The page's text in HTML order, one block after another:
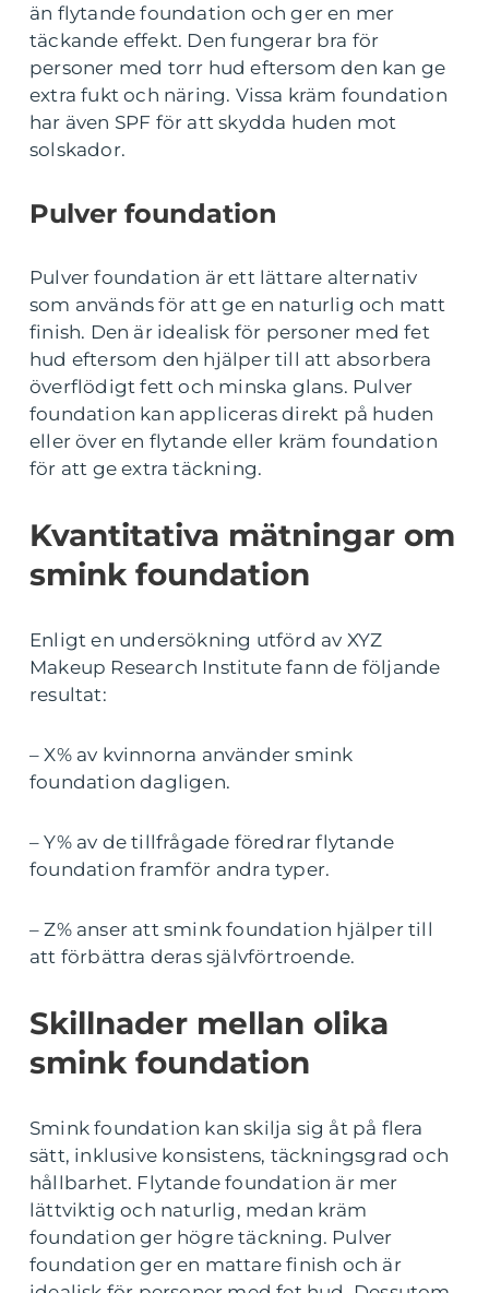
än flytande foundation och ger en mer
täckande effekt. Den fungerar bra för
personer med torr hud eftersom den kan ge
extra fukt och näring. Vissa kräm foundation
har även SPF för att skydda huden mot
solskador.
Pulver foundation
Pulver foundation är ett lättare alternativ
som används för att ge en naturlig och matt
finish. Den är idealisk för personer med fet
hud eftersom den hjälper till att absorbera
överflödigt fett och minska glans. Pulver
foundation kan appliceras direkt på huden
eller över en flytande eller kräm foundation
för att ge extra täckning.
Kvantitativa mätningar om
smink foundation
Enligt en undersökning utförd av XYZ
Makeup Research Institute fann de följande
resultat:
– X% av kvinnorna använder smink
foundation dagligen.
– Y% av de tillfrågade föredrar flytande
foundation framför andra typer.
– Z% anser att smink foundation hjälper till
att förbättra deras självförtroende.
Skillnader mellan olika
smink foundation
Smink foundation kan skilja sig åt på flera
sätt, inklusive konsistens, täckningsgrad och
hållbarhet. Flytande foundation är mer
lättviktig och naturlig, medan kräm
foundation ger högre täckning. Pulver
foundation ger en mattare finish och är